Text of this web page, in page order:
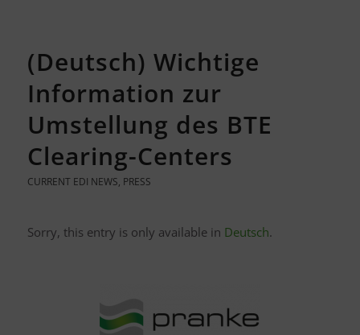
(Deutsch) Wichtige
Information zur
Umstellung des BTE
Clearing-Centers
CURRENT EDI NEWS, PRESS
Sorry, this entry is only available in Deutsch.